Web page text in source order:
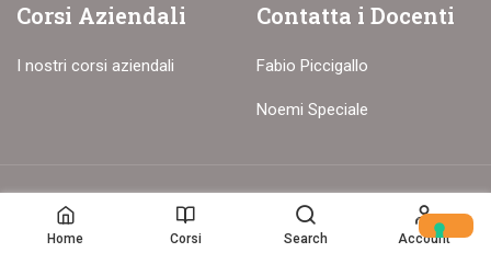
Corsi Aziendali
I nostri corsi aziendali
Contatta i Docenti
Fabio Piccigallo
Noemi Speciale
© Copyright – 2017-26 Delion srls – Tutti i diritti riservati
Home Corsi Search Account